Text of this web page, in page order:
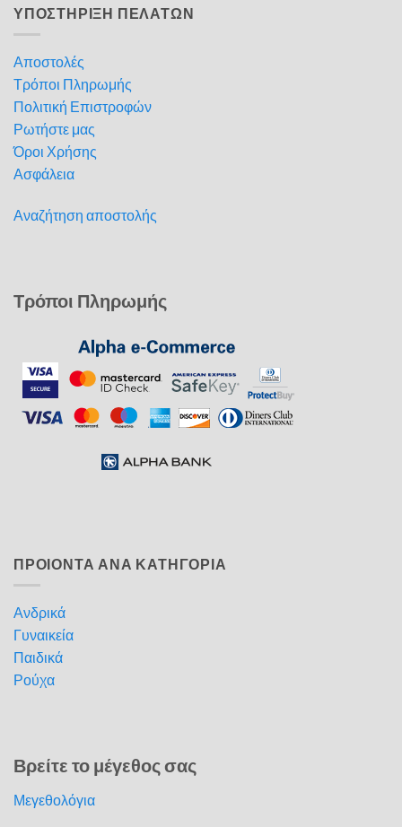
ΥΠΟΣΤΗΡΙΞΗ ΠΕΛΑΤΩΝ
Αποστολές
Τρόποι Πληρωμής
Πολιτική Επιστροφών
Ρωτήστε μας
Όροι Χρήσης
Ασφάλεια
Αναζήτηση αποστολής
Τρόποι Πληρωμής
ΠΡΟΙΟΝΤΑ ΑΝΑ ΚΑΤΗΓΟΡΙΑ
Ανδρικά
Γυναικεία
Παιδικά
Ρούχα
Βρείτε το μέγεθος σας
Μεγεθολόγια